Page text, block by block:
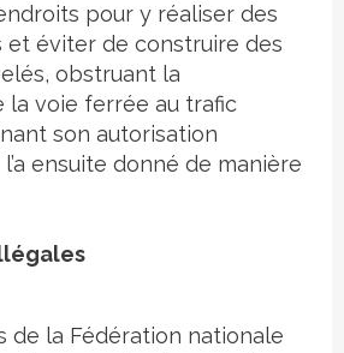
pour y réaliser des
et éviter de construire des
obstruant la
la voie ferrée au trafic
son autorisation
ensuite donné de manière
de la Fédération nationale